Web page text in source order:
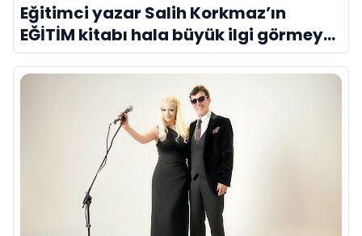
Eğitimci yazar Salih Korkmaz’ın
EĞİTİM kitabı hala büyük ilgi görmeye
devam ediyor